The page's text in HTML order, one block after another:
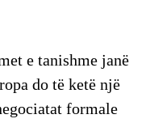
e tanishme janë
do të ketë një
formale